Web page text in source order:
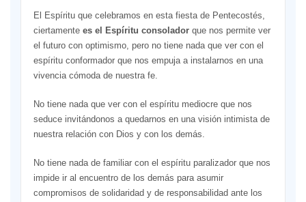
El Espíritu que celebramos en esta fiesta de Pentecostés,
ciertamente es el Espíritu consolador que nos permite ver
el futuro con optimismo, pero no tiene nada que ver con el
espíritu conformador que nos empuja a instalarnos en una
vivencia cómoda de nuestra fe.
No tiene nada que ver con el espíritu mediocre que nos
seduce invitándonos a quedarnos en una visión intimista de
nuestra relación con Dios y con los demás.
No tiene nada de familiar con el espíritu paralizador que nos
impide ir al encuentro de los demás para asumir
compromisos de solidaridad y de responsabilidad ante los